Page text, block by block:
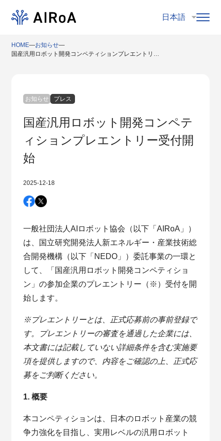
HOME―お知らせ―
国産汎用ロボット開発コンペティションプレエントリー受付開始
お知らせ プレス
国産汎用ロボット開発コンペテ
ィションプレエントリー受付開
始
2025-12-18
一般社団法人AIロボット協会（以下「AIRoA」）
は、国立研究開発法人新エネルギー・産業技術総
合開発機構（以下「NEDO」）委託事業の一環と
して、「国産汎用ロボット開発コンペティショ
ン」の参加企業のプレエントリー（※）受付を開
始します。
※プレエントリーとは、正式応募前の事前登録で
す。プレエントリーの審査を通過した企業には、
本文書には記載していない詳細条件を含む実施要
項を提供しますので、内容をご確認の上、正式応
募をご判断ください。
1. 概要
本コンペティションは、日本のロボット産業の競
争力強化を目指し、実用レベルの汎用ロボット